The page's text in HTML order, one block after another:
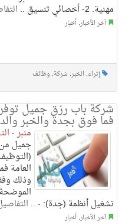
مهنية. 2- أخصائي تنسيق ..
آخر الأخبار, أخبار
إثراء, الخبر, شركة, وظائف
فما فوق بجدة والخبر
منبر -
جميل من
العامة
وذلك
تشغيل أنظمة (جدة): - ..
آخر الأخبار, أخبار